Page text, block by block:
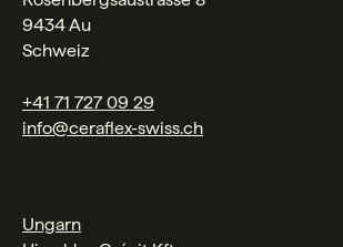
9434 Au
Schweiz
+41 71 727 09 29
info@ceraflex-swiss.ch
Ungarn